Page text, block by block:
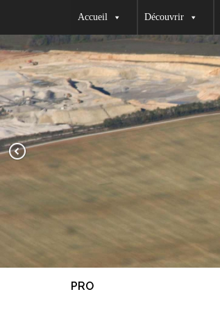
Accueil Découvrir
PRO